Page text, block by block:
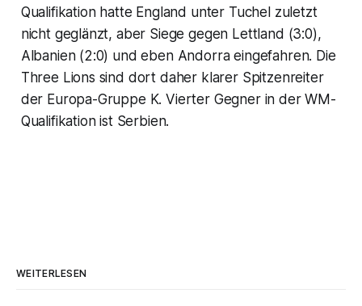
Qualifikation hatte England unter Tuchel zuletzt
nicht geglänzt, aber Siege gegen Lettland (3:0),
Albanien (2:0) und eben Andorra eingefahren. Die
Three Lions sind dort daher klarer Spitzenreiter
der Europa-Gruppe K. Vierter Gegner in der WM-
Qualifikation ist Serbien.
WEITERLESEN